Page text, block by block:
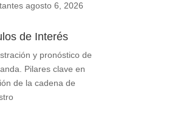
agosto 6, 2026
de Interés
y pronóstico de
Pilares clave en
de la cadena de